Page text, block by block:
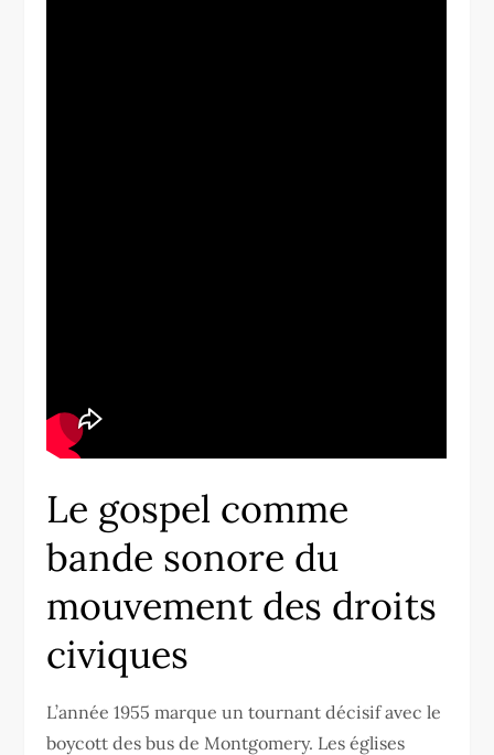
Le gospel comme
bande sonore du
mouvement des droits
civiques
L’année 1955 marque un tournant décisif avec le
boycott des bus de Montgomery. Les églises